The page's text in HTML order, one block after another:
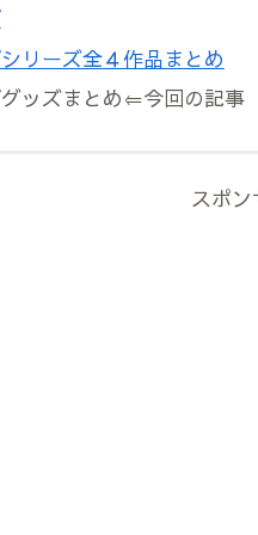
リーズ全４作品まとめ
ッズまとめ⇐今回の記事
スポン